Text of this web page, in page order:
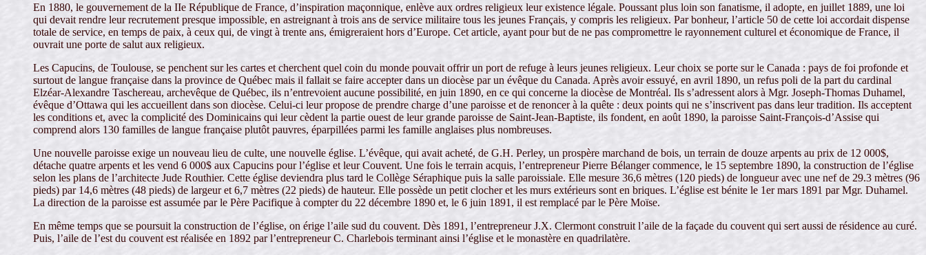
En 1880, le gouvernement de la IIe République de France, d’inspiration maçonnique, enlève aux ordres religieux leur existence légale. Poussant plus loin son fanatisme, il adopte, en juillet 1889, une loi
qui devait rendre leur recrutement presque impossible, en astreignant à trois ans de service militaire tous les jeunes Français, y compris les religieux. Par bonheur, l’article 50 de cette loi accordait dispense
totale de service, en temps de paix, à ceux qui, de vingt à trente ans, émigreraient hors d’Europe. Cet article, ayant pour but de ne pas compromettre le rayonnement culturel et économique de France, il
ouvrait une porte de salut aux religieux.
Les Capucins, de Toulouse, se penchent sur les cartes et cherchent quel coin du monde pouvait offrir un port de refuge à leurs jeunes religieux. Leur choix se porte sur le Canada : pays de foi profonde et
surtout de langue française dans la province de Québec mais il fallait se faire accepter dans un diocèse par un évêque du Canada. Après avoir essuyé, en avril 1890, un refus poli de la part du cardinal
Elzéar-Alexandre Taschereau, archevêque de Québec, ils n’entrevoient aucune possibilité, en juin 1890, en ce qui concerne la diocèse de Montréal. Ils s’adressent alors à Mgr. Joseph-Thomas Duhamel,
évêque d’Ottawa qui les accueillent dans son diocèse. Celui-ci leur propose de prendre charge d’une paroisse et de renoncer à la quête : deux points qui ne s’inscrivent pas dans leur tradition. Ils acceptent
les conditions et, avec la complicité des Dominicains qui leur cèdent la partie ouest de leur grande paroisse de Saint-Jean-Baptiste, ils fondent, en août 1890, la paroisse Saint-François-d’Assise qui
comprend alors 130 familles de langue française plutôt pauvres, éparpillées parmi les famille anglaises plus nombreuses.
Une nouvelle paroisse exige un nouveau lieu de culte, une nouvelle église. L’évêque, qui avait acheté, de G.H. Perley, un prospère marchand de bois, un terrain de douze arpents au prix de 12 000$,
détache quatre arpents et les vend 6 000$ aux Capucins pour l’église et leur Couvent. Une fois le terrain acquis, l’entrepreneur Pierre Bélanger commence, le 15 septembre 1890, la construction de l’église
selon les plans de l’architecte Jude Routhier. Cette église deviendra plus tard le Collège Séraphique puis la salle paroissiale. Elle mesure 36,6 mètres (120 pieds) de longueur avec une nef de 29.3 mètres (96
pieds) par 14,6 mètres (48 pieds) de largeur et 6,7 mètres (22 pieds) de hauteur. Elle possède un petit clocher et les murs extérieurs sont en briques. L’église est bénite le 1er mars 1891 par Mgr. Duhamel.
La direction de la paroisse est assumée par le Père Pacifique à compter du 22 décembre 1890 et, le 6 juin 1891, il est remplacé par le Père Moïse.
En même temps que se poursuit la construction de l’église, on érige l’aile sud du couvent. Dès 1891, l’entrepreneur J.X. Clermont construit l’aile de la façade du couvent qui sert aussi de résidence au curé.
Puis, l’aile de l’est du couvent est réalisée en 1892 par l’entrepreneur C. Charlebois terminant ainsi l’église et le monastère en quadrilatère.